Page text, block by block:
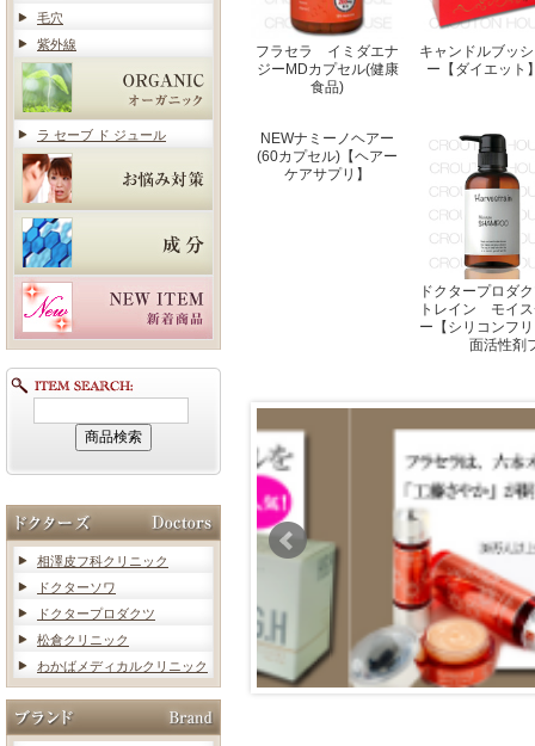
毛穴
紫外線
ラ セーブ ド ジュール
相澤皮フ科クリニック
ドクターソワ
ドクタープロダクツ
松倉クリニック
わかばメディカルクリニック
フラセラ イミダエナ
ジーMDカプセル(健康
食品)
キャンドルブッ
ー【ダイエット
NEWナミーノヘアー
(60カプセル)【ヘアー
ケアサプリ】
ドクタープロダ
トレイン モイ
ー【シリコンフ
面活性剤